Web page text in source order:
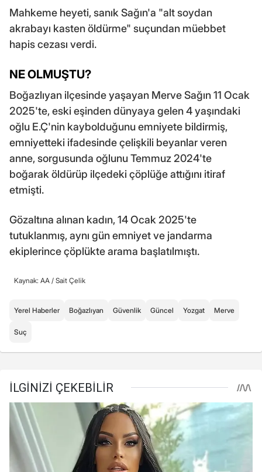
Mahkeme heyeti, sanık Sağın'a "alt soydan
akrabayı kasten öldürme" suçundan müebbet
hapis cezası verdi.
NE OLMUŞTU?
Boğazlıyan ilçesinde yaşayan Merve Sağın 11 Ocak
2025'te, eski eşinden dünyaya gelen 4 yaşındaki
oğlu E.Ç'nin kaybolduğunu emniyete bildirmiş,
emniyetteki ifadesinde çelişkili beyanlar veren
anne, sorgusunda oğlunu Temmuz 2024'te
boğarak öldürüp ilçedeki çöplüğe attığını itiraf
etmişti.
Gözaltına alınan kadın, 14 Ocak 2025'te
tutuklanmış, aynı gün emniyet ve jandarma
ekiplerince çöplükte arama başlatılmıştı.
Kaynak: AA / Sait Çelik
Yerel Haberler Boğazlıyan Güvenlik Güncel Yozgat Merve
Suç